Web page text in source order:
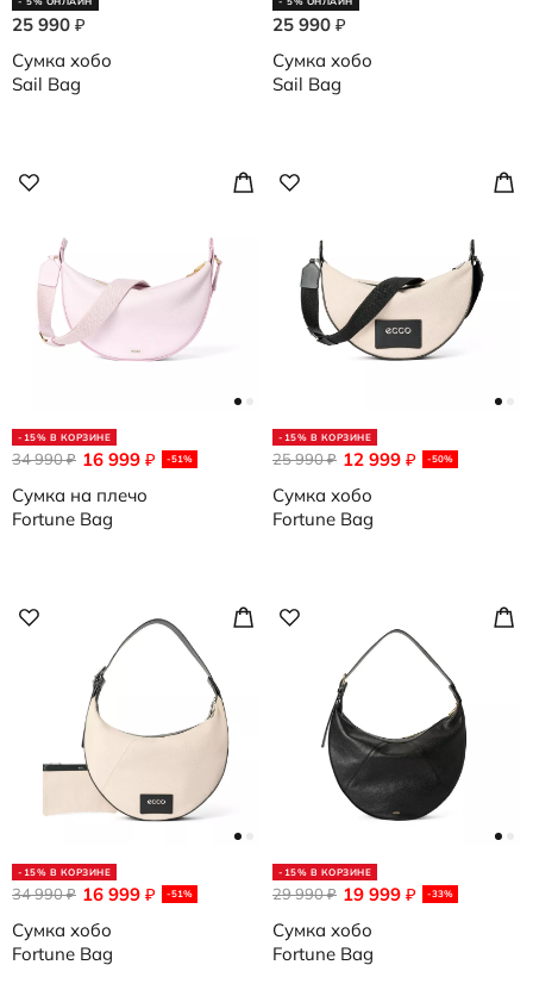
25 990 ₽
Сумка хобо
Sail Bag
25 990 ₽
Сумка хобо
Sail Bag
-15% В КОРЗИНЕ
16 999 ₽ -51%
34 990₽
Сумка на плечо
Fortune Bag
-15% В КОРЗИНЕ
12 999 ₽ -50%
25 990₽
Сумка хобо
Fortune Bag
-15% В КОРЗИНЕ
16 999 ₽ -51%
34 990₽
Сумка хобо
Fortune Bag
-15% В КОРЗИНЕ
19 999 ₽ -33%
29 990₽
Сумка хобо
Fortune Bag